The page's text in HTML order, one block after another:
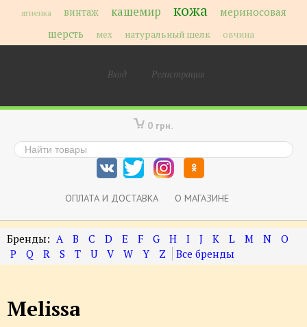
ягненка
винтаж кашемир кожа
мериносовая
шерсть
мех натуральный шелк овчина
Вход Регистрация
0 грн.
ОПЛАТА И ДОСТАВКА О МАГАЗИНЕ
A B C D E F G H I J K L M N
O
P
Q R S T U V W Y Z
Melissa